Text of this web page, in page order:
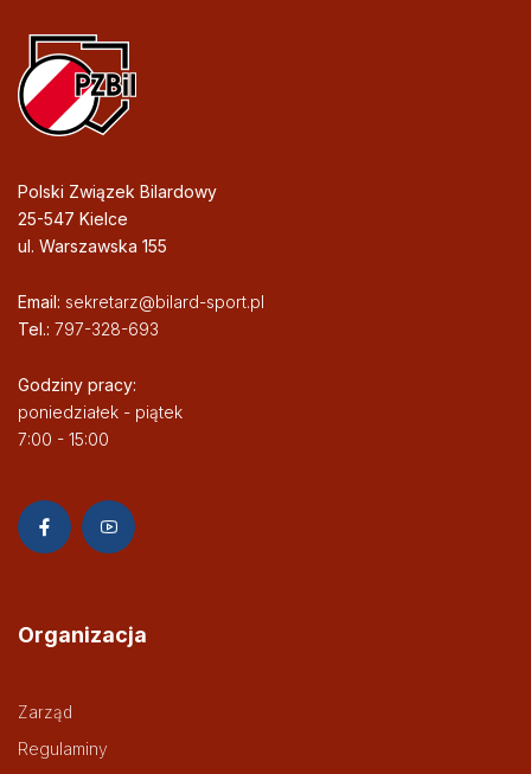
Polski Związek Bilardowy
25-547 Kielce
ul. Warszawska 155
Email: sekretarz@bilard-sport.pl
Tel.: 797-328-693
Godziny pracy:
poniedziałek - piątek
7:00 - 15:00
Organizacja
Zarząd
Regulaminy